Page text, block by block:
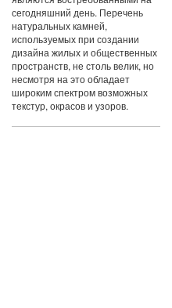
сегодняшний день. Перечень
натуральных камней,
используемых при создании
дизайна жилых и общественных
пространств, не столь велик, но
несмотря на это обладает
широким спектром возможных
текстур, окрасов и узоров.